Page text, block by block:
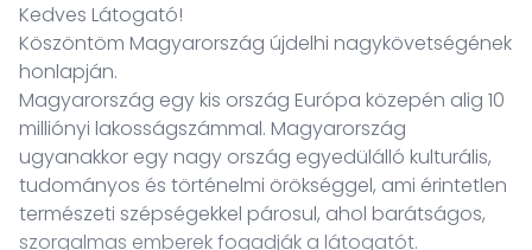
Kedves Látogató!
Köszöntöm Magyarország újdelhi nagykövetségének
honlapján.
Magyarország egy kis ország Európa közepén alig 10
milliónyi lakosságszámmal. Magyarország
ugyanakkor egy nagy ország egyedülálló kulturális,
tudományos és történelmi örökséggel, ami érintetlen
természeti szépségekkel párosul, ahol barátságos,
szorgalmas emberek fogadják a látogatót.